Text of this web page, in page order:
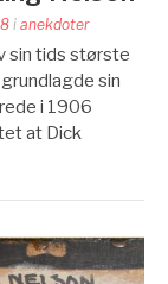
i anekdoter
sin tids største
sin
i 1906
at Dick